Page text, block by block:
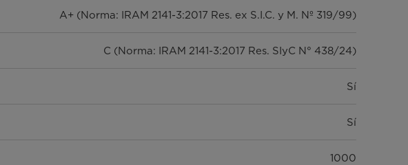
A+ (Norma: IRAM 2141-3:2017 Res. ex S.I.C. y M. Nº 319/99)
C (Norma: IRAM 2141-3:2017 Res. SIyC N° 438/24)
Sí
Sí
1000